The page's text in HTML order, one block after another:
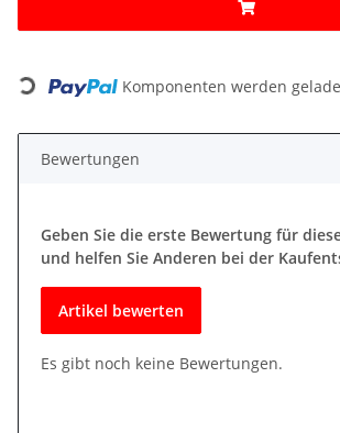
Loading... Komponenten werden
Bewertungen
Geben Sie die erste Bewertung für
und helfen Sie Anderen bei der
Artikel bewerten
Es gibt noch keine Bewertungen.